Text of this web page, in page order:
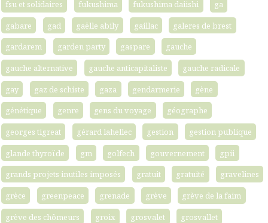
fsu et solidaires
fukushima fukushima daiishi
ga
gabare
gad gaëlle abily gaillac
galeres de brest
gardarem
garden party gaspare
gauche
gauche alternative
gauche anticapitaliste
gauche radicale
gay
gaz de schiste gaza gendarmerie
gène
génétique
genre gens du voyage
géographe
georges tigreat
gérard lahellec gestion
gestion publique
glande thyroïde
gm golfech gouvernement
gpii
grands projets inutiles imposés
gratuit gratuité
gravelines
grèce
greenpeace grenade grève
grève de la faim
grève des chômeurs
groix grosvalet
grosvallet